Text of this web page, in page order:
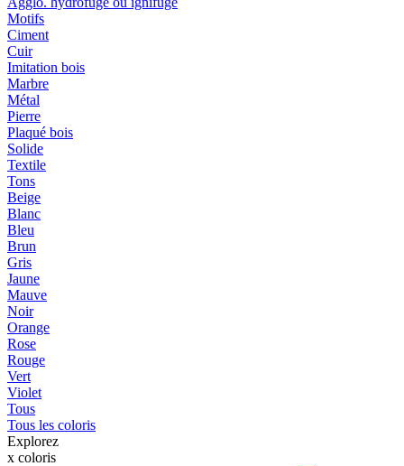
Motifs
Ciment
Cuir
Imitation bois
Marbre
Métal
Pierre
Plaqué bois
Solide
Textile
Tons
Beige
Blanc
Bleu
Brun
Gris
Jaune
Mauve
Noir
Orange
Rose
Rouge
Vert
Violet
Tous
Tous les coloris
Explorez
x coloris